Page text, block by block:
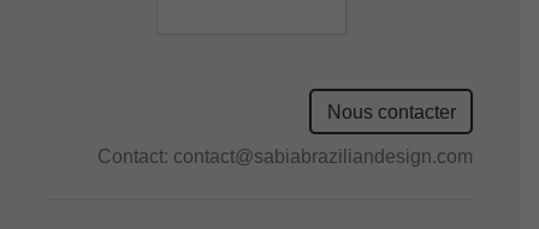
Nous contacter
Contact: contact@sabiabraziliandesign.com